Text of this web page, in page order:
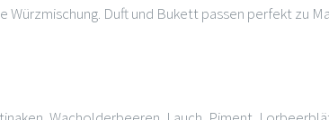
Würzmischung. Duft und Bukett passen perfekt zu